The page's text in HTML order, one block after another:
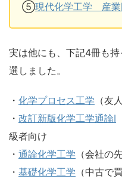
⑤現代化学工学 産
実は他にも、下記4冊も
選しました。
・ 化学プロセス工学 （友
・ 改訂新版化学工学通論Ⅰ
級者向け
・ 通論化学工学 （会社の
・ 基礎化学工学 （中古で